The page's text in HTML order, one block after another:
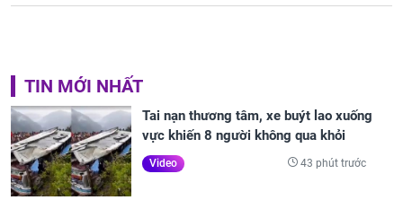
TIN MỚI NHẤT
Tai nạn thương tâm, xe buýt lao xuống
vực khiến 8 người không qua khỏi
Video 43 phút trước